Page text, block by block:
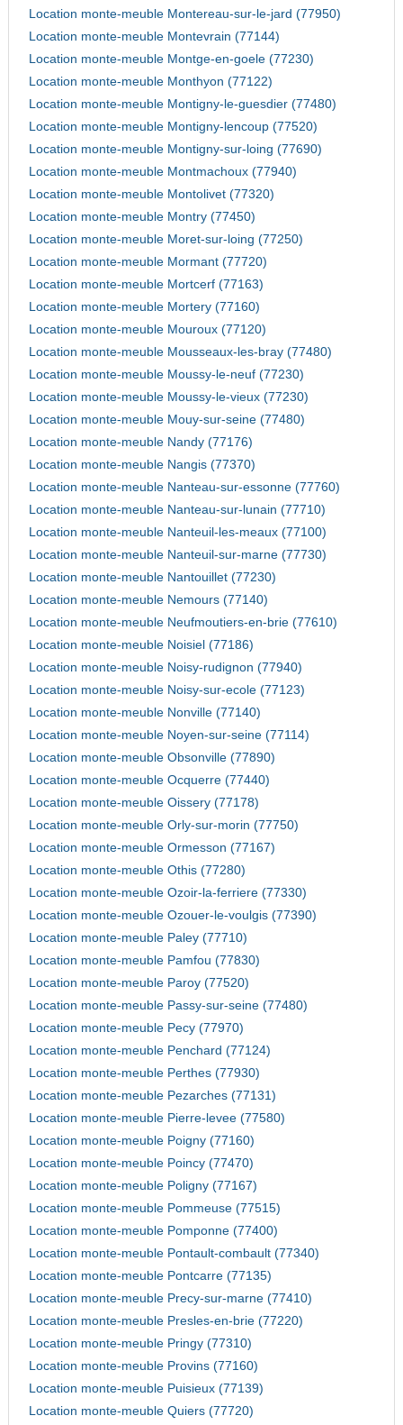
Location monte-meuble Montereau-sur-le-jard (77950)
Location monte-meuble Montevrain (77144)
Location monte-meuble Montge-en-goele (77230)
Location monte-meuble Monthyon (77122)
Location monte-meuble Montigny-le-guesdier (77480)
Location monte-meuble Montigny-lencoup (77520)
Location monte-meuble Montigny-sur-loing (77690)
Location monte-meuble Montmachoux (77940)
Location monte-meuble Montolivet (77320)
Location monte-meuble Montry (77450)
Location monte-meuble Moret-sur-loing (77250)
Location monte-meuble Mormant (77720)
Location monte-meuble Mortcerf (77163)
Location monte-meuble Mortery (77160)
Location monte-meuble Mouroux (77120)
Location monte-meuble Mousseaux-les-bray (77480)
Location monte-meuble Moussy-le-neuf (77230)
Location monte-meuble Moussy-le-vieux (77230)
Location monte-meuble Mouy-sur-seine (77480)
Location monte-meuble Nandy (77176)
Location monte-meuble Nangis (77370)
Location monte-meuble Nanteau-sur-essonne (77760)
Location monte-meuble Nanteau-sur-lunain (77710)
Location monte-meuble Nanteuil-les-meaux (77100)
Location monte-meuble Nanteuil-sur-marne (77730)
Location monte-meuble Nantouillet (77230)
Location monte-meuble Nemours (77140)
Location monte-meuble Neufmoutiers-en-brie (77610)
Location monte-meuble Noisiel (77186)
Location monte-meuble Noisy-rudignon (77940)
Location monte-meuble Noisy-sur-ecole (77123)
Location monte-meuble Nonville (77140)
Location monte-meuble Noyen-sur-seine (77114)
Location monte-meuble Obsonville (77890)
Location monte-meuble Ocquerre (77440)
Location monte-meuble Oissery (77178)
Location monte-meuble Orly-sur-morin (77750)
Location monte-meuble Ormesson (77167)
Location monte-meuble Othis (77280)
Location monte-meuble Ozoir-la-ferriere (77330)
Location monte-meuble Ozouer-le-voulgis (77390)
Location monte-meuble Paley (77710)
Location monte-meuble Pamfou (77830)
Location monte-meuble Paroy (77520)
Location monte-meuble Passy-sur-seine (77480)
Location monte-meuble Pecy (77970)
Location monte-meuble Penchard (77124)
Location monte-meuble Perthes (77930)
Location monte-meuble Pezarches (77131)
Location monte-meuble Pierre-levee (77580)
Location monte-meuble Poigny (77160)
Location monte-meuble Poincy (77470)
Location monte-meuble Poligny (77167)
Location monte-meuble Pommeuse (77515)
Location monte-meuble Pomponne (77400)
Location monte-meuble Pontault-combault (77340)
Location monte-meuble Pontcarre (77135)
Location monte-meuble Precy-sur-marne (77410)
Location monte-meuble Presles-en-brie (77220)
Location monte-meuble Pringy (77310)
Location monte-meuble Provins (77160)
Location monte-meuble Puisieux (77139)
Location monte-meuble Quiers (77720)